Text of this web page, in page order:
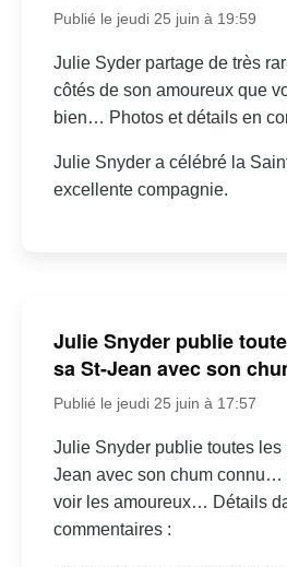
Publié le jeudi 25 juin à 19:59
Julie Syder partage de très
côtés de son amoureux que
bien… Photos et détails en
Julie Snyder a célébré la
excellente compagnie.
Julie Snyder publie
sa St-Jean avec son
Publié le jeudi 25 juin à 17:57
Julie Snyder publie toutes les
Jean avec son chum connu…
voir les amoureux… Détails
commentaires :